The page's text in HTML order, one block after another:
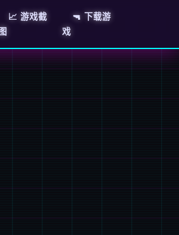
📈 游戏截
🔫 下载游
戏